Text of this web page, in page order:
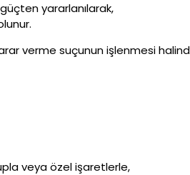
yararlanılarak,
verme suçunun işlenmesi
veya özel işaretlerle,